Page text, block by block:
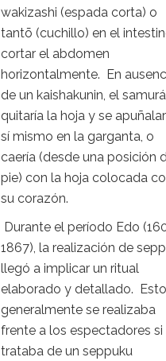
wakizashi (espada corta) o
tantō (cuchillo) en el
cortar el abdomen
horizontalmente. En
de un kaishakunin, el
quitaría la hoja y se
sí mismo en la garganta, o
caería (desde una posición
pie) con la hoja colocada
su corazón.
Durante el período Edo
1867), la realización de
llegó a implicar un ritual
elaborado y detallado. Esto
generalmente se realizaba
frente a los espectadores si
trataba de un seppuku